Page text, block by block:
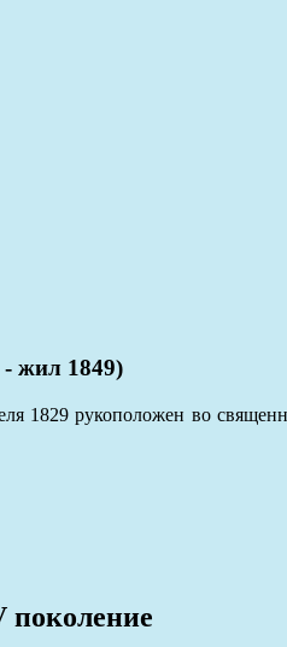
жил 1849)
1829 рукоположен во
поколение